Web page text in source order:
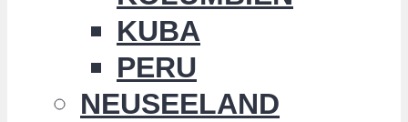
KUBA
PERU
NEUSEELAND